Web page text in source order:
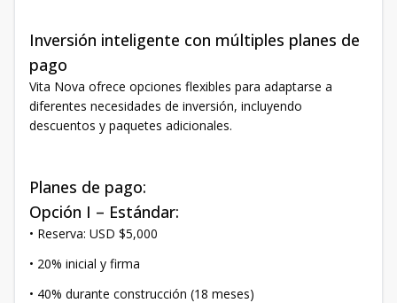
Inversión inteligente con múltiples planes de
pago
Vita Nova ofrece opciones flexibles para adaptarse a
diferentes necesidades de inversión, incluyendo
descuentos y paquetes adicionales.
Planes de pago:
Opción I – Estándar:
• Reserva: USD $5,000
• 20% inicial y firma
• 40% durante construcción (18 meses)